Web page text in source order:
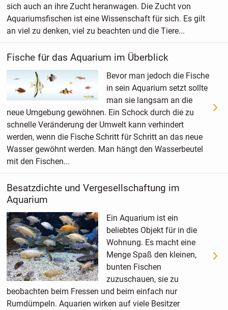
sich auch an ihre Zucht heranwagen. Die Zucht von
Aquariumsfischen ist eine Wissenschaft für sich. Es gilt
an viel zu denken, viel zu beachten und die Tiere...
Fische für das Aquarium im Überblick
Bevor man jedoch die Fische
in sein Aquarium setzt sollte
man sie langsam an die
neue Umgebung gewöhnen. Ein Schock durch die zu
schnelle Veränderung der Umwelt kann verhindert
werden, wenn die Fische Schritt für Schritt an das neue
Wasser gewöhnt werden. Man hängt den Wasserbeutel
mit den Fischen...
Besatzdichte und Vergesellschaftung im
Aquarium
Ein Aquarium ist ein
beliebtes Objekt für in die
Wohnung. Es macht eine
Menge Spaß den kleinen,
bunten Fischen
zuzuschauen, sie zu
beobachten beim Fressen und beim einfach nur
Rumdümpeln. Aquarien wirken auf viele Besitzer